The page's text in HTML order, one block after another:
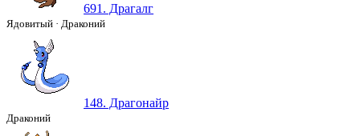
691. Драгалг
Ядовитый · Драконий
148. Драгонайр
Драконий